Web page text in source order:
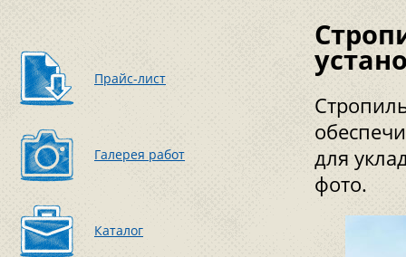
Прайс-лист
Галерея работ
Каталог
для
фото.